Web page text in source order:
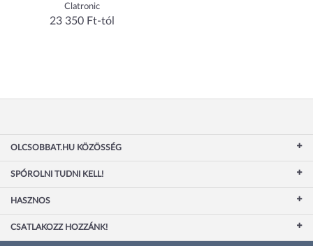
Clatronic
23 350 Ft-tól
OLCSOBBAT.HU KÖZÖSSÉG
SPÓROLNI TUDNI KELL!
HASZNOS
CSATLAKOZZ HOZZÁNK!